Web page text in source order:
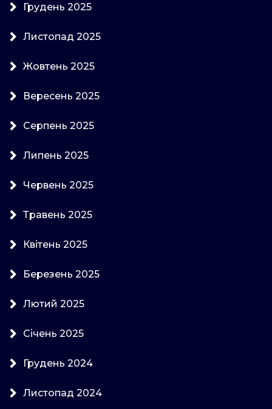
Грудень 2025
Листопад 2025
Жовтень 2025
Вересень 2025
Серпень 2025
Липень 2025
Червень 2025
Травень 2025
Квітень 2025
Березень 2025
Лютий 2025
Січень 2025
Грудень 2024
Листопад 2024